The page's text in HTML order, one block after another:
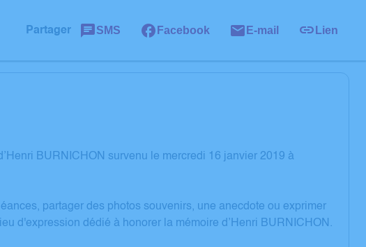
Partager SMS Facebook E-mail Lien
BURNICHON survenu le mercredi 16 janvier 2019 à
partager des photos souvenirs, une anecdote ou exprimer
d'expression dédié à honorer la mémoire d’Henri BURNICHON.